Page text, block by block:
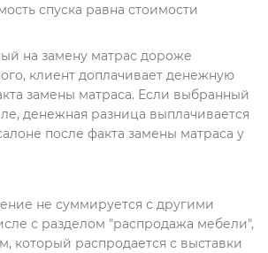
спуска равна стоимости
на замену матрас дороже
клиент доплачивает денежную
замены матраса. Если выбранный
денежная разница выплачивается
после факта замены матраса у
не суммируется с другими
с разделом "распродажа мебели",
который распродается с выставки